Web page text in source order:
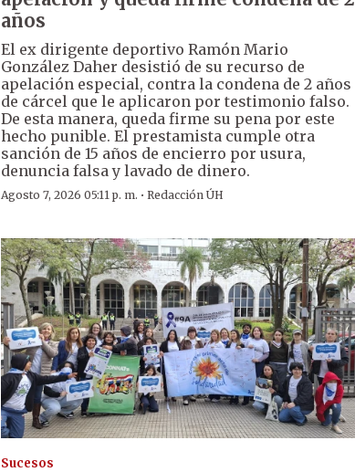
años
El ex dirigente deportivo Ramón Mario
González Daher desistió de su recurso de
apelación especial, contra la condena de 2 años
de cárcel que le aplicaron por testimonio falso.
De esta manera, queda firme su pena por este
hecho punible. El prestamista cumple otra
sanción de 15 años de encierro por usura,
denuncia falsa y lavado de dinero.
Agosto 7, 2026 05:11 p. m. ·Redacción ÚH
Sucesos